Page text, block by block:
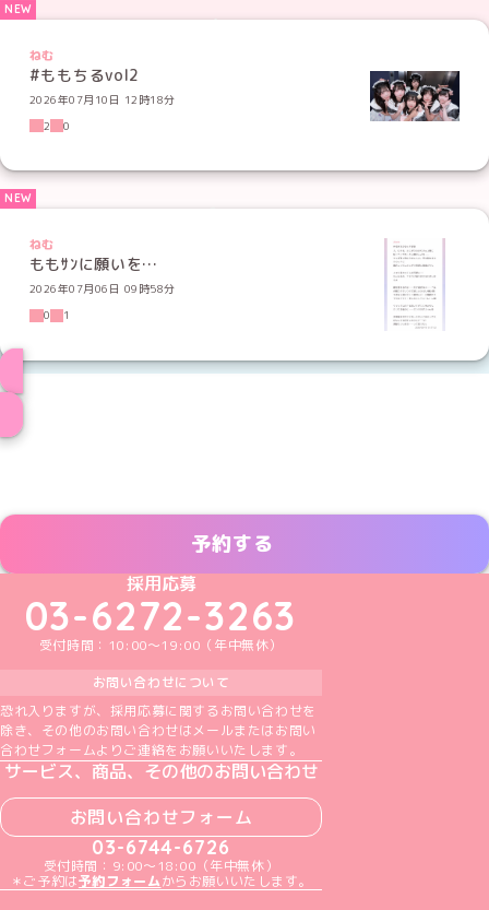
ねむ
#ももちるvol2
2026年07月10日 12時18分
2
0
ねむ
ももｻﾝに願いを…
2026年07月06日 09時58分
0
1
予約する
めいどりーみんTikTok公式アカウント
めいどりーみんX公式アカウント
めいどりーみんInstagram公式アカウント
めいどりーみんFacebook公式アカウン
めいどりーみんYouTube公式アカ
採用応募
03-6272-3263
受付時間：10:00～19:00（年中無休）
お問い合わせについて
恐れ入りますが、採用応募に関するお問い合わせを
除き、その他のお問い合わせはメールまたはお問い
合わせフォームよりご連絡をお願いいたします。
サービス、商品、その他のお問い合わせ
お問い合わせフォーム
03-6744-6726
受付時間：9:00～18:00（年中無休）
＊ご予約は予約フォームからお願いいたします。